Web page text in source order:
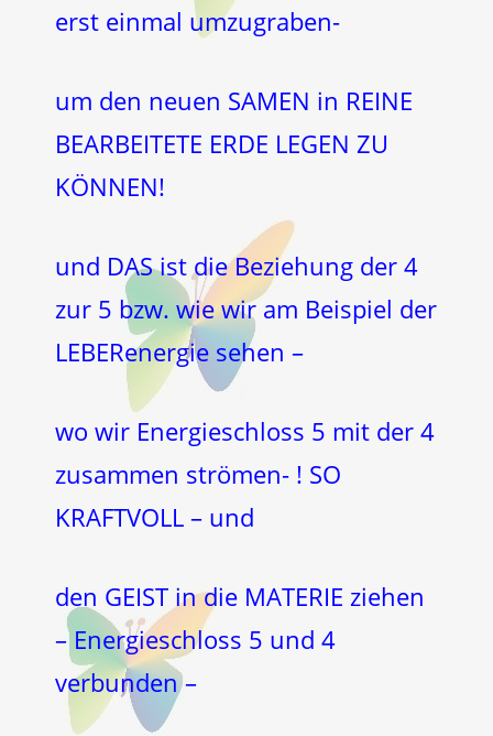
erst einmal umzugraben-
um den neuen SAMEN in REINE
BEARBEITETE ERDE LEGEN ZU
KÖNNEN!
und DAS ist die Beziehung der 4
zur 5 bzw. wie wir am Beispiel der
LEBERenergie sehen –
wo wir Energieschloss 5 mit der 4
zusammen strömen- ! SO
KRAFTVOLL – und
den GEIST in die MATERIE ziehen
– Energieschloss 5 und 4
verbunden –